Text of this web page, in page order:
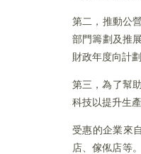
第二，推動公
部門籌劃及推
財政年度向計
第三，為了幫
科技以提升生
受惠的企業來
店、傢俬店等